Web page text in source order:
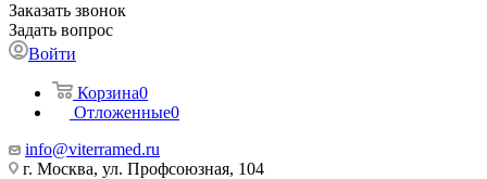
Заказать звонок
Задать вопрос
Войти
Корзина0
Отложенные0
info@viterramed.ru
г. Москва, ул. Профсоюзная, 104